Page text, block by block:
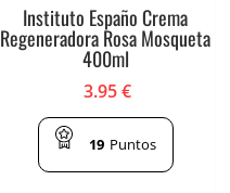
Instituto Españo Crema
Regeneradora Rosa Mosqueta
400ml
3.95€
19 Puntos